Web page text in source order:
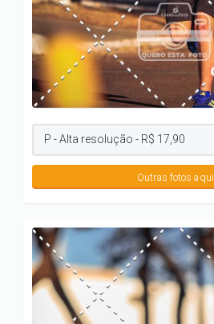
Outras fotos aqui